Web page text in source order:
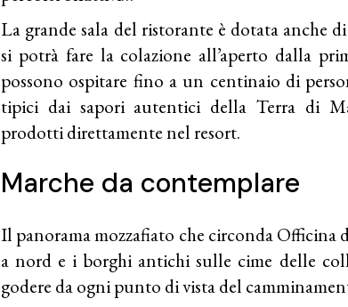
La grande sala del ristorante è dotata anche
si potrà fare la colazione all’aperto dalla
possono ospitare fino a un centinaio di
tipici dai sapori autentici della Terra di
prodotti direttamente nel resort.
Marche da contemplare
Il panorama mozzafiato che circonda Officina
a nord e i borghi antichi sulle cime delle
godere da ogni punto di vista del